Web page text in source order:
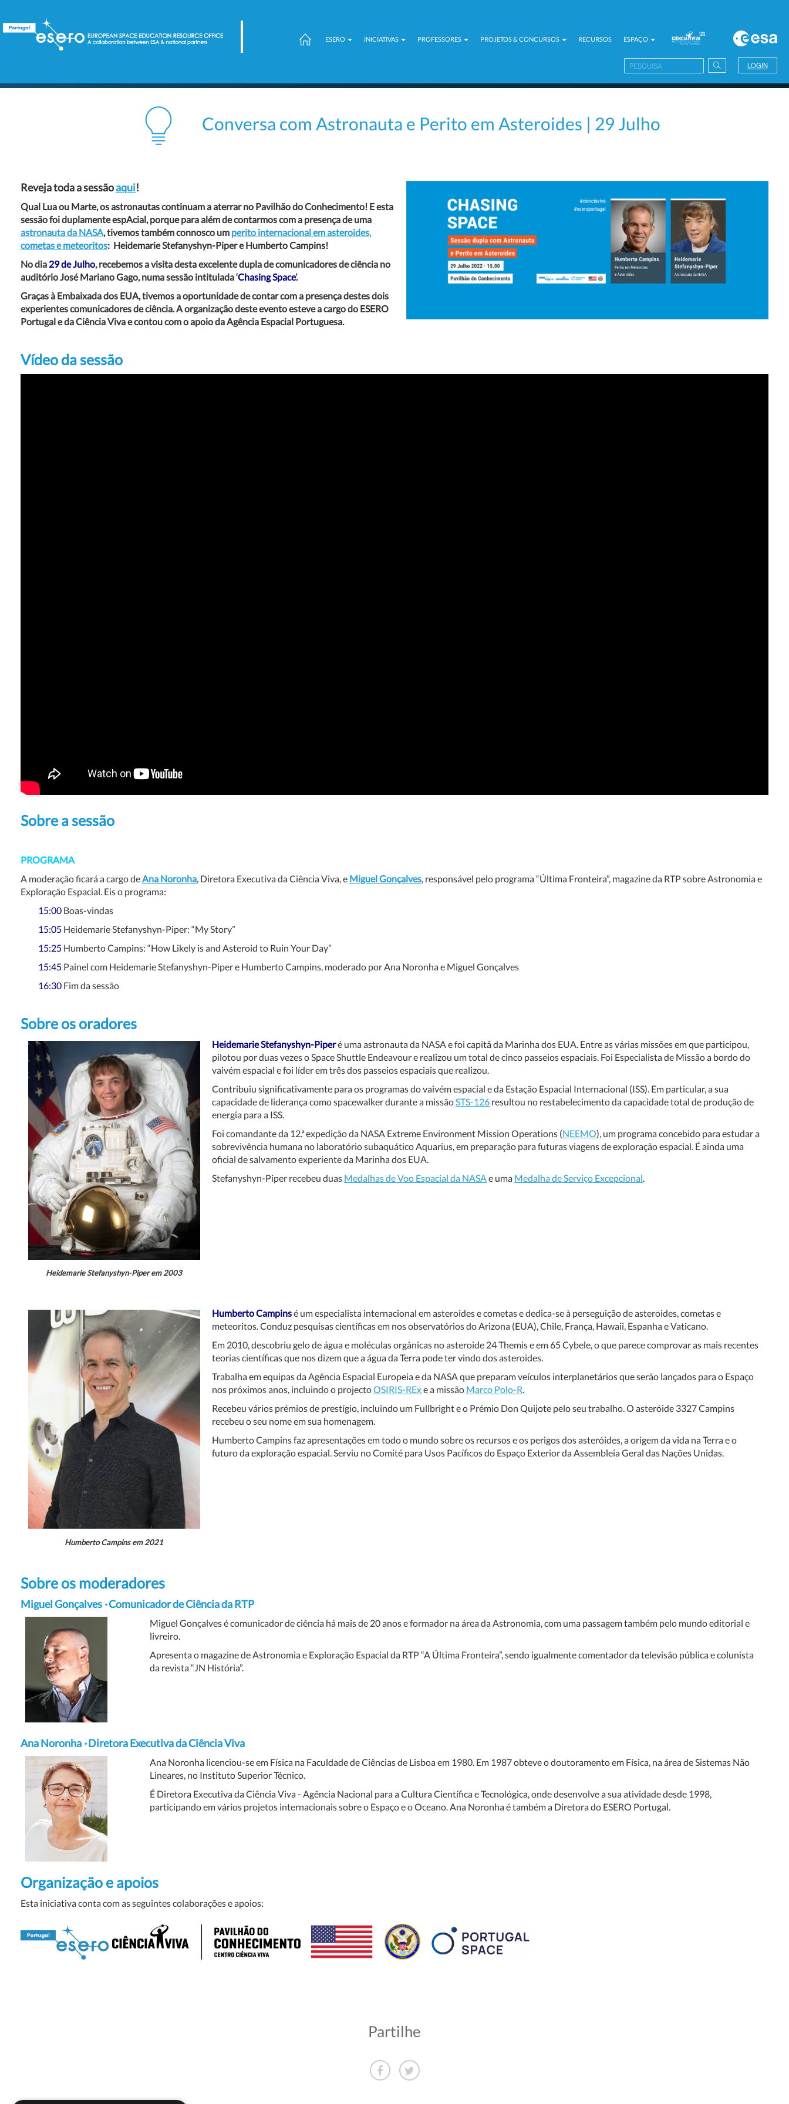
ESERO INICIATIVAS PROFESSORES PROJETOS & CONCURSOS RECURSOS ESPAÇO
LOGIN
Conversa com Astronauta e Perito em Asteroides | 29 Julho
Reveja toda a sessãoaqui!
Qual Lua ou Marte, os astronautas continuam a aterrar no Pavilhão do Conhecimento! E esta
sessão foi duplamente espAcial, porque para além de contarmos com a presença de uma
astronauta da NASA, tivemos também connosco um perito internacional em asteroides,
cometas e meteoritos: Heidemarie Stefanyshyn-PipereHumberto Campins!
No dia 29 de Julho, recebemos a visita desta excelente dupla de comunicadores de ciência no
auditório José Mariano Gago, numa sessão intitulada ‘Chasing Space’.
Graças à Embaixada dos EUA, tivemos a oportunidade de contar com a presença destes dois
experientes comunicadores de ciência. A organização deste evento esteve a cargo do ESERO
Portugal e da Ciência Viva e contou com o apoio da Agência Espacial Portuguesa.
Vídeo da sessão
Sobre a sessão
PROGRAMA
A moderação ficará a cargo de Ana Noronha , Diretora Executiva da Ciência Viva, e Miguel Gonçalves , responsável pelo programa “Última Fronteira”, magazine da RTP sobre Astronomia e
Exploração Espacial. Eis o programa:
15:00 Boas-vindas
15:05 Heidemarie Stefanyshyn-Piper: “My Story”
15:25 Humberto Campins: “How Likely is and Asteroid to Ruin Your Day”
15:45 Painel com Heidemarie Stefanyshyn-Piper e Humberto Campins, moderado por Ana Noronha e Miguel Gonçalves
16:30 Fim da sessão
Sobre os oradores
Heidemarie Stefanyshyn-Piperem 2003
Heidemarie Stefanyshyn-Piperé uma astronauta da NASA e foi capitã da Marinha dos EUA. Entre as várias missões em que participou,
pilotou por duas vezes o Space Shuttle Endeavour e realizou um total de cinco passeios espaciais. Foi Especialista de Missão a bordo do
vaivém espacial e foi líder em três dos passeios espaciais que realizou.
Contribuiu significativamente para os programas do vaivém espacial e da Estação Espacial Internacional (ISS). Em particular, a sua
capacidade de liderança como spacewalker durante a missão STS-126 resultou no restabelecimento da capacidade total de produção de
energia para a ISS.
Foi comandante da 12.ª expedição da NASA Extreme Environment Mission Operations (NEEMO), um programa concebido para estudar a
sobrevivência humana no laboratório subaquático Aquarius, em preparação para futuras viagens de exploração espacial. É ainda uma
oficial de salvamento experiente da Marinha dos EUA.
Stefanyshyn-Piper recebeu duas Medalhas de Voo Espacial da NASA e uma Medalha de Serviço Excepcional
Humberto Campinsem 2021
Humberto Campinsé um especialista internacional em asteroides e cometas e dedica-se à perseguição de asteroides, cometas e
meteoritos. Conduz pesquisas científicas em nos observatórios do Arizona (EUA), Chile, França, Hawaii, Espanha e Vaticano.
Em 2010, descobriu gelo de água e moléculas orgânicas no asteroide 24 Themis e em 65 Cybele, o que parece comprovar as mais recentes
teorias científicas que nos dizem que a água da Terra pode ter vindo dos asteroides.
Trabalha em equipas da Agência Espacial Europeia e da NASA que preparam veículos interplanetários que serão lançados para o Espaço
nos próximos anos, incluindo o projectoOSIRIS-RExe a missão Marco Polo-R
Recebeu vários prémios de prestígio, incluindo um Fullbright e o Prémio Don Quijote pelo seu trabalho. O asteróide 3327 Campins
recebeu o seu nome em sua homenagem.
Humberto Campins faz apresentações em todo o mundo sobre os recursos e os perigos dos asteróides, a origem da vida na Terra e o
futuro da exploração espacial. Serviu no Comité para Usos Pacíficos do Espaço Exterior da Assembleia Geral das Nações Unidas.
Sobre os moderadores
Miguel Gonçalves ·Comunicador de Ciência da RTP
Miguel Gonçalves é comunicador de ciência há mais de 20 anos e formador na área da Astronomia, com uma passagem também pelo mundo editorial e
livreiro.
Apresenta o magazine de Astronomia e ExploraçãoEspacial da RTP “A Última Fronteira”, sendo igualmente comentador da televisão pública e colunista
da revista “JN História”.
Ana Noronha ·Diretora Executiva da Ciência Viva
Ana Noronha licenciou-se em Física na Faculdade de Ciências de Lisboa em 1980. Em 1987 obteve o doutoramento em Física, na área de Sistemas Não
Lineares, no Instituto Superior Técnico.
É Diretora Executiva da Ciência Viva - Agência Nacional para a Cultura Científica e Tecnológica, onde desenvolve a sua atividade desde 1998,
participando em vários projetos internacionais sobre o Espaço e o Oceano. Ana Noronha é também a Diretora do ESERO Portugal.
Organização e apoios
Esta iniciativa conta com as seguintes colaborações e apoios:
Partilhe